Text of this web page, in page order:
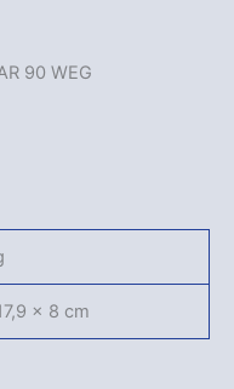
90 WEG
× 8 cm